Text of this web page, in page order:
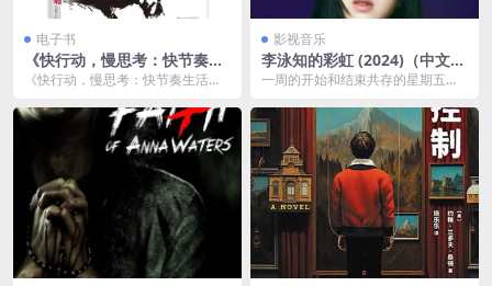
电子书
《快行动，慢思考：快节奏生
活下的自我修复》 拯救疲惫每
《快行动，慢思考：快节奏生活下
节奏生活中寻找平衡与...
影视音乐
李泳知的彩虹 (2024)（中文字
幕 06 集）
一周的开始和结束共存的星期五晚
所...